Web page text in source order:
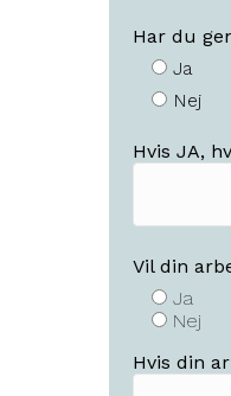
Har du
Ja
Nej
Hvis JA,
Vil din
Ja
Nej
Hvis din